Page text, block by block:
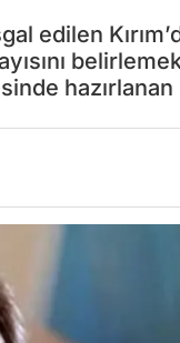
edilen